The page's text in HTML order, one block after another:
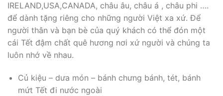
IRELAND,USA,CANADA, châu âu, châu á , châu phi ….
để dành tặng riêng cho những người Việt xa xứ. Để
người thân và bạn bè của quý khách có thể đón một
cái Tết đậm chất quê hương nơi xứ người và chúng ta
luôn nhớ về nhau.
Củ kiệu – dưa món – bánh chưng bánh, tét, bánh
mứt Tết đi nước ngoài